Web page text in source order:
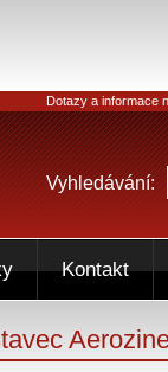
Dotazy a informace
Vyhledávání:
Kontakt